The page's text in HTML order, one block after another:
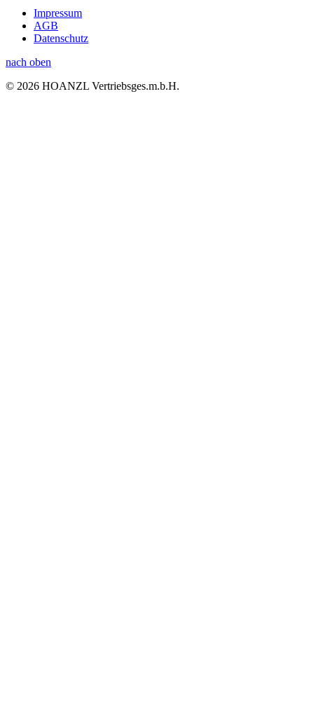
Impressum
AGB
Datenschutz
nach oben
© 2026 HOANZL Vertriebsges.m.b.H.